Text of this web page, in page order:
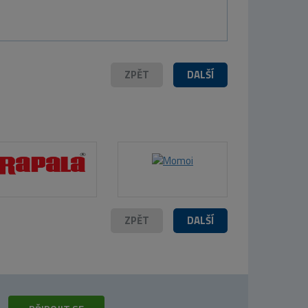
DALŠÍ
ZPĚT
DALŠÍ
ZPĚT